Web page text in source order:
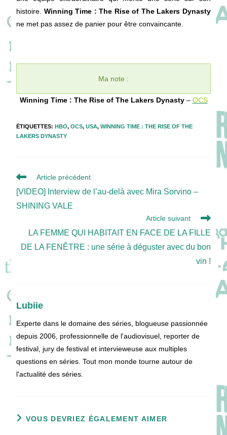
histoire. Winning Time : The Rise of The Lakers Dynasty
ne met pas assez de panier pour être convaincante.
Ma note :
Winning Time : The Rise of The Lakers Dynasty– OCS
ÉTIQUETTES: HBO, OCS, USA, WINNING TIME : THE RISE OF THE
LAKERS DYNASTY
Read
articles
Article précédent
[VIDEO] Interview de l’au-delà avec Mira Sorvino –
SHINING VALE
Article suivant
LA FEMME QUI HABITAIT EN FACE DE LA FILLE
DE LA FENÊTRE : une série à déguster avec du bon
vin !
Lubiie
Experte dans le domaine des séries, blogueuse passionnée
depuis 2006, professionnelle de l'audiovisuel, reporter de
festival, jury de festival et intervieweuse aux multiples
questions en séries. Tout mon monde tourne autour de
l'actualité des séries.
VOUS DEVRIEZ ÉGALEMENT AIMER